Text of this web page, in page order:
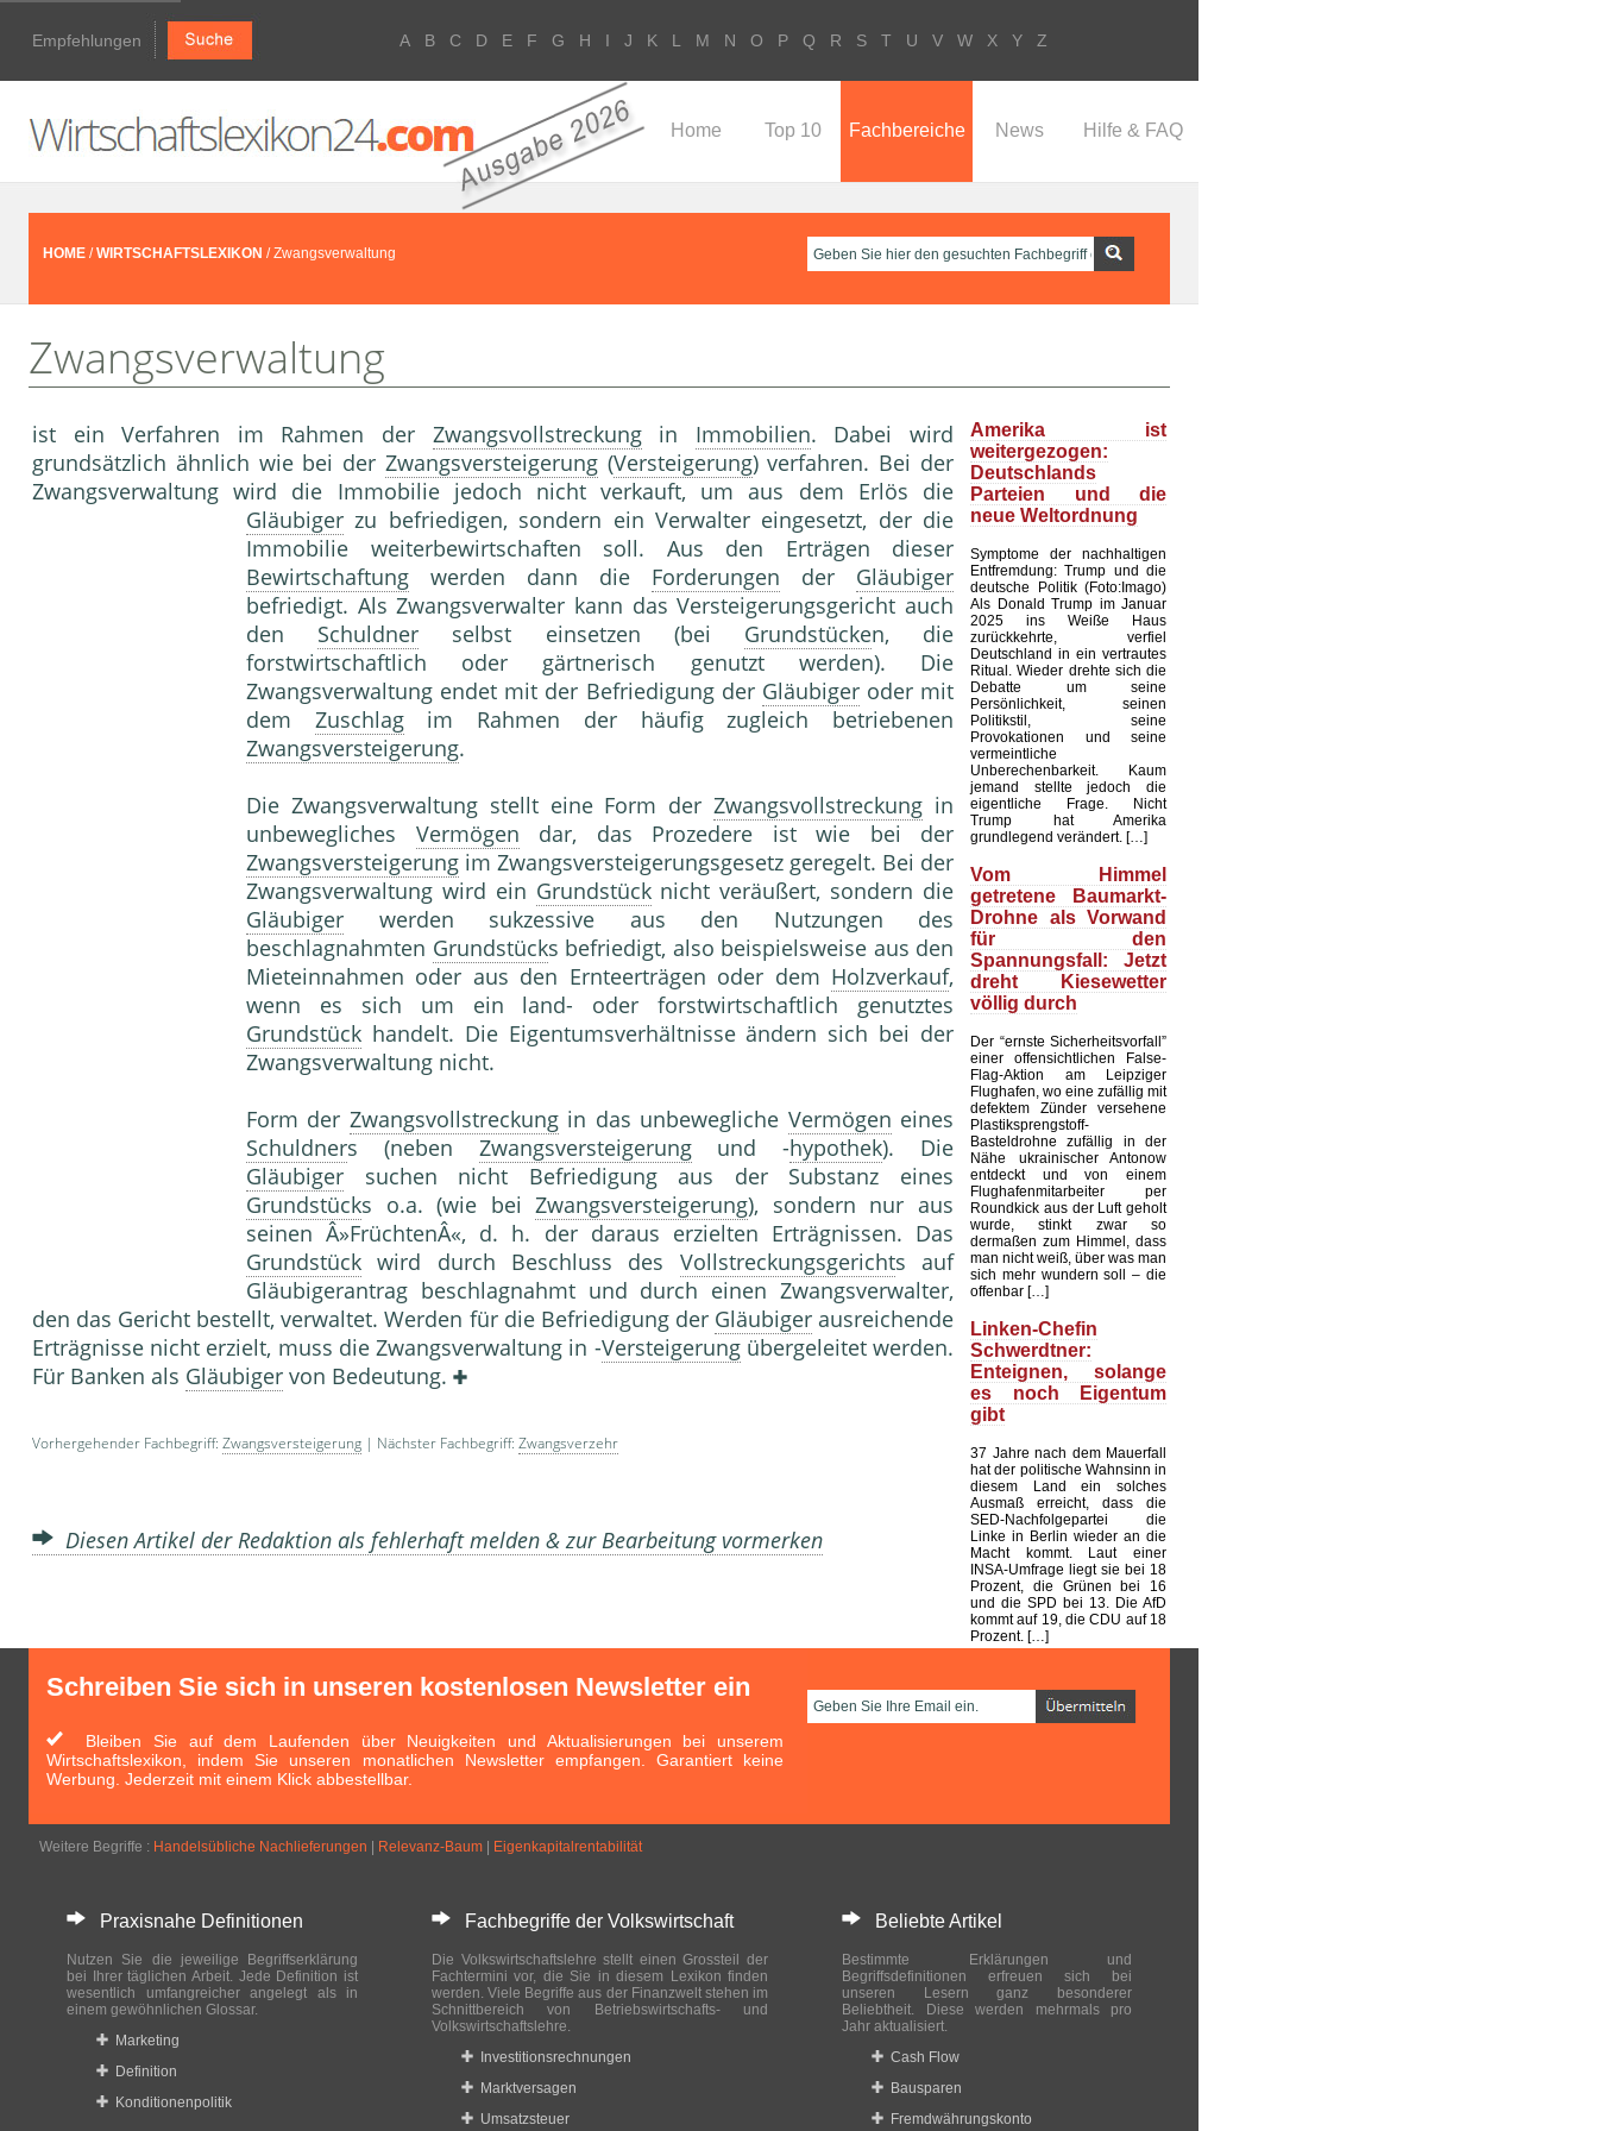
Empfehlungen A B C D E F G H I J K L M N O P Q R S T U V W X Y Z
Home Top 10 Fachbereiche News Hilfe & FAQ
HOME /WIRTSCHAFTSLEXIKON / Zwangsverwaltung
Zwangsverwaltung
ist ein Verfahren im Rahmen der Zwangsvollstreckungin Immobilien. Dabei wird
grundsätzlich ähnlich wie bei der Zwangsversteigerung(Versteigerung) verfahren. Bei der
Zwangsverwaltung wird die Immobilie jedoch nicht verkauft, um aus dem Erlös die
Gläubiger zu befriedigen, sondern ein Verwalter eingesetzt, der die
Immobilie weiterbewirtschaften soll. Aus den Erträgen dieser
Bewirtschaftung werden dann die Forderungen der Gläubiger
befriedigt. Als Zwangsverwalter kann das Versteigerungsgericht auch
den Schuldner selbst einsetzen (bei Grundstücken, die
forstwirtschaftlich oder gärtnerisch genutzt werden). Die
Zwangsverwaltung endet mit der Befriedigung der Gläubigeroder mit
dem Zuschlagim Rahmen der häufig zugleich betriebenen
Zwangsversteigerung.
Die Zwangsverwaltung stellt eine Form derZwangsvollstreckung in
unbewegliches Vermögen dar, das Prozedere ist wie bei der
Zwangsversteigerung im Zwangsversteigerungsgesetz geregelt. Bei der
Zwangsverwaltung wird ein Grundstücknicht veräußert, sondern die
Gläubiger werden sukzessive aus den Nutzungen des
beschlagnahmten Grundstücks befriedigt, also beispielsweise aus den
Mieteinnahmen oder aus den Ernteerträgen oder dem Holzverkauf,
wenn es sich um ein land- oder forstwirtschaftlich genutztes
Grundstück handelt. Die Eigentumsverhältnisse ändern sich bei der
Zwangsverwaltung nicht.
Form der Zwangsvollstreckungin das unbewegliche Vermögen eines
Schuldners (neben Zwangsversteigerungund -hypothek). Die
Gläubiger suchen nicht Befriedigung aus der Substanz eines
Grundstücks o.a. (wie beiZwangsversteigerung), sondern nur aus
seinen Â»FrüchtenÂ«, d. h. der daraus erzielten Erträgnissen. Das
Grundstück wird durch Beschluss des Vollstreckungsgerichts auf
Gläubigerantrag beschlagnahmt und durch einen Zwangsverwalter,
den das Gericht bestellt, verwaltet. Werden für die Befriedigung der Gläubigerausreichende
Erträgnisse nicht erzielt, muss die Zwangsverwaltung in -Versteigerungübergeleitet werden.
Für Banken als Gläubiger von Bedeutung.
Vorhergehender Fachbegriff: Zwangsversteigerung | Nächster Fachbegriff: Zwangsverzehr
Diesen Artikel der Redaktion als fehlerhaft melden & zur Bearbeitung vormerken
Amerika ist
weitergezogen:
Deutschlands
Parteien und die
neue Weltordnung
Symptome der nachhaltigen
Entfremdung: Trump und die
deutsche Politik (Foto:Imago)
Als Donald Trump im Januar
2025 ins Weiße Haus
zurückkehrte, verfiel
Deutschland in ein vertrautes
Ritual. Wieder drehte sich die
Debatte um seine
Persönlichkeit, seinen
Politikstil, seine
Provokationen und seine
vermeintliche
Unberechenbarkeit. Kaum
jemand stellte jedoch die
eigentliche Frage. Nicht
Trump hat Amerika
grundlegend verändert. […]
Vom Himmel
getretene Baumarkt-
Drohne als Vorwand
für den
Spannungsfall: Jetzt
dreht Kiesewetter
völlig durch
Der “ernste Sicherheitsvorfall”
einer offensichtlichen False-
Flag-Aktion am Leipziger
Flughafen, wo eine zufällig mit
defektem Zünder versehene
Plastiksprengstoff-
Basteldrohne zufällig in der
Nähe ukrainischer Antonow
entdeckt und von einem
Flughafenmitarbeiter per
Roundkick aus der Luft geholt
wurde, stinkt zwar so
dermaßen zum Himmel, dass
man nicht weiß, über was man
sich mehr wundern soll – die
offenbar […]
Linken-Chefin
Schwerdtner:
Enteignen, solange
es noch Eigentum
gibt
37 Jahre nach dem Mauerfall
hat der politische Wahnsinn in
diesem Land ein solches
Ausmaß erreicht, dass die
SED-Nachfolgepartei die
Linke in Berlin wieder an die
Macht kommt. Laut einer
INSA-Umfrage liegt sie bei 18
Prozent, die Grünen bei 16
und die SPD bei 13. Die AfD
kommt auf 19, die CDU auf 18
Prozent. […]
Schreiben Sie sich in unseren kostenlosen Newsletter ein
Bleiben Sie auf dem Laufenden über Neuigkeiten und Aktualisierungen bei unserem
Wirtschaftslexikon, indem Sie unseren monatlichen Newsletter empfangen. Garantiert keine
Werbung. Jederzeit mit einem Klick abbestellbar.
Weitere Begriffe : Handelsübliche Nachlieferungen Relevanz-Baum Eigenkapitalrentabilität
Praxisnahe Definitionen
Nutzen Sie die jeweilige Begriffserklärung
bei Ihrer täglichen Arbeit. Jede Definition ist
wesentlich umfangreicher angelegt als in
einem gewöhnlichen Glossar.
Marketing
Definition
Konditionenpolitik
Fachbegriffe der Volkswirtschaft
Die Volkswirtschaftslehre stellt einen Grossteil der
Fachtermini vor, die Sie in diesem Lexikon finden
werden. Viele Begriffe aus der Finanzwelt stehen im
Schnittbereich von Betriebswirtschafts- und
Volkswirtschaftslehre.
Investitionsrechnungen
Marktversagen
Umsatzsteuer
Beliebte Artikel
Bestimmte Erklärungen und
Begriffsdefinitionen erfreuen sich bei
unseren Lesern ganz besonderer
Beliebtheit. Diese werden mehrmals pro
Jahr aktualisiert.
Cash Flow
Bausparen
Fremdwährungskonto